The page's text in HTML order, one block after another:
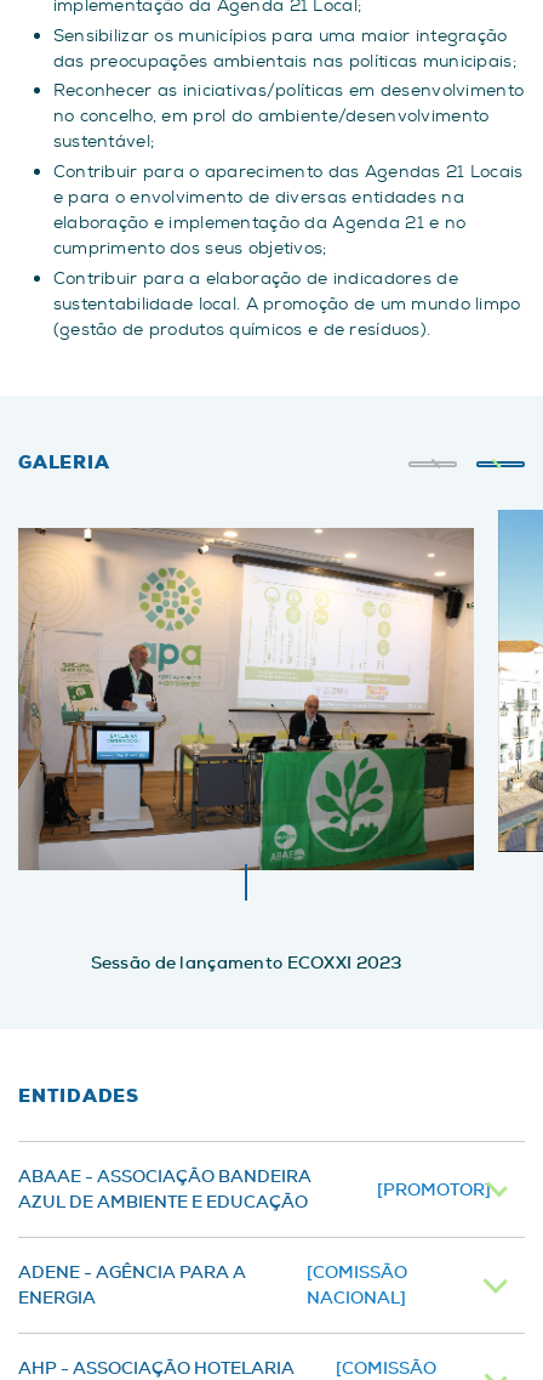
implementação da Agenda 21 Local;
Sensibilizar os municípios para uma maior integração
das preocupações ambientais nas políticas municipais;
Reconhecer as iniciativas/políticas em desenvolvimento
no concelho, em prol do ambiente/desenvolvimento
sustentável;
Contribuir para o aparecimento das Agendas 21 Locais
e para o envolvimento de diversas entidades na
elaboração e implementação da Agenda 21 e no
cumprimento dos seus objetivos;
Contribuir para a elaboração de indicadores de
sustentabilidade local. A promoção de um mundo limpo
(gestão de produtos químicos e de resíduos).
GALERIA
Sessão de lançamento ECOXXI 2023
ENTIDADES
ABAAE - ASSOCIAÇÃO BANDEIRA
AZUL DE AMBIENTE E EDUCAÇÃO
[PROMOTOR]
ADENE - AGÊNCIA PARA A
ENERGIA
[COMISSÃO
NACIONAL]
AHP - ASSOCIAÇÃO HOTELARIA
[COMISSÃO